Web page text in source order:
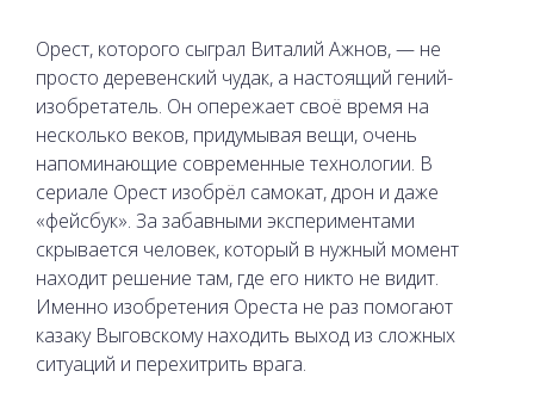
Орест, которого сыграл Виталий Ажнов, — не
просто деревенский чудак, а настоящий гений-
изобретатель. Он опережает своё время на
несколько веков, придумывая вещи, очень
напоминающие современные технологии. В
сериале Орест изобрёл самокат, дрон и даже
«фейсбук». За забавными экспериментами
скрывается человек, который в нужный момент
находит решение там, где его никто не видит.
Именно изобретения Ореста не раз помогают
казаку Выговскому находить выход из сложных
ситуаций и перехитрить врага.